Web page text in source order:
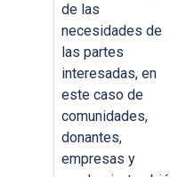
de las
necesidades de
las partes
interesadas, en
este caso de
comunidades,
donantes,
empresas y